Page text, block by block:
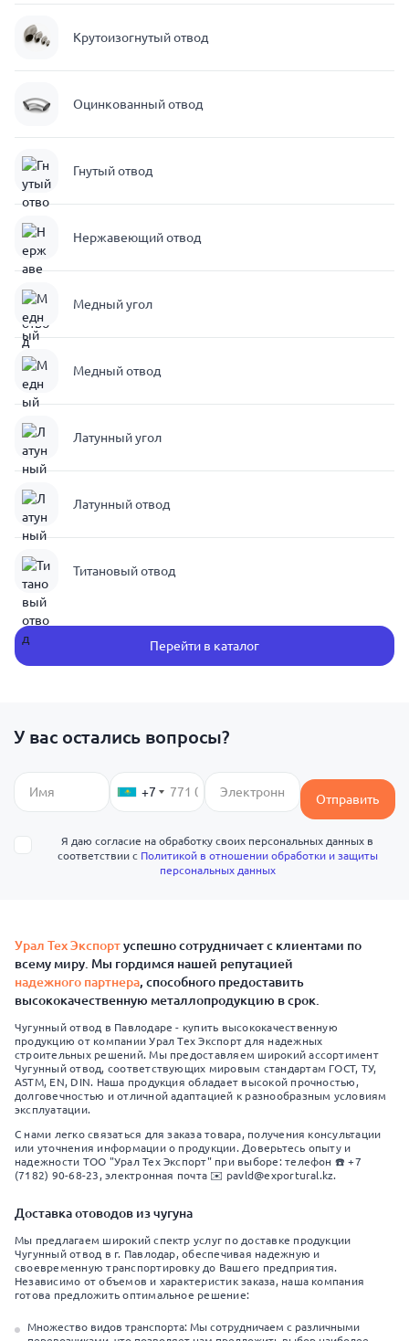
Крутоизогнутый отвод
Оцинкованный отвод
Гнутый отвод
Нержавеющий отвод
Медный угол
Медный отвод
Латунный угол
Латунный отвод
Титановый отвод
Перейти в каталог
У вас остались вопросы?
+7 Отправить
Я даю согласие на обработку своих персональных данных в
соответствии с Политикой в отношении обработки и защиты
персональных данных
Урал Тех Экспортуспешно сотрудничает с клиентами по
всему миру. Мы гордимся нашей репутацией
надежного партнера, способного предоставить
высококачественную металлопродукцию в срок.
Чугунный отвод в Павлодаре - купить высококачественную
продукцию от компании Урал Тех Экспорт для надежных
строительных решений. Мы предоставляем широкий ассортимент
Чугунный отвод, соответствующих мировым стандартам ГОСТ, ТУ,
ASTM, EN, DIN. Наша продукция обладает высокой прочностью,
долговечностью и отличной адаптацией к разнообразным условиям
эксплуатации.
С нами легко связаться для заказа товара, получения консультации
или уточнения информации о продукции. Доверьтесь опыту и
надежности ТОО "Урал Тех Экспорт" при выборе: телефон ☎️ +7
(7182) 90-68-23, электронная почта ✉️ pavld@exportural.kz.
Доставка отоводов из чугуна
Мы предлагаем широкий спектр услуг по доставке продукции
Чугунный отвод в г. Павлодар, обеспечивая надежную и
своевременную транспортировку до Вашего предприятия.
Независимо от объемов и характеристик заказа, наша компания
готова предложить оптимальное решение:
Множество видов транспорта: Мы сотрудничаем с различными